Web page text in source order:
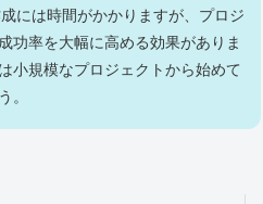
には時間がかかりますが、プロジ
功率を大幅に高める効果がありま
小規模なプロジェクトから始めて
。